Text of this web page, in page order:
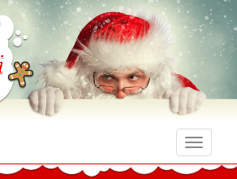
Toggle